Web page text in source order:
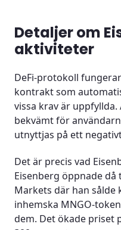
Detaljer om
aktiviteter
DeFi-protokoll
kontrakt som
vissa krav är
bekvämt för
utnyttjas på ett
Det är precis vad
Eisenberg öppnade
Markets där han
inhemska MNGO-
dem. Det ökade priset